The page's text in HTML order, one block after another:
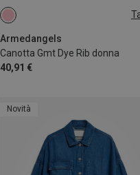
Armedangels
Canotta Gmt Dye Rib donna
40,91 €
XS
Novità